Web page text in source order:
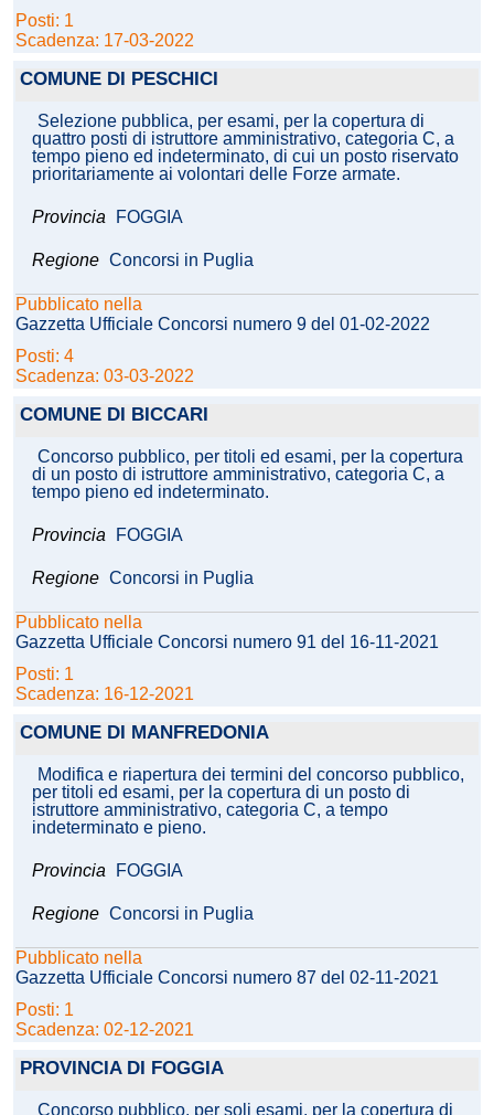
Posti: 1
Scadenza: 17-03-2022
COMUNE DI PESCHICI
Selezione pubblica, per esami, per la copertura di
quattro posti di istruttore amministrativo, categoria C, a
tempo pieno ed indeterminato, di cui un posto riservato
prioritariamente ai volontari delle Forze armate.
Provincia FOGGIA
Regione Concorsi in Puglia
Pubblicato nella
Gazzetta Ufficiale Concorsi numero 9 del 01-02-2022
Posti: 4
Scadenza: 03-03-2022
COMUNE DI BICCARI
Concorso pubblico, per titoli ed esami, per la copertura
di un posto di istruttore amministrativo, categoria C, a
tempo pieno ed indeterminato.
Provincia FOGGIA
Regione Concorsi in Puglia
Pubblicato nella
Gazzetta Ufficiale Concorsi numero 91 del 16-11-2021
Posti: 1
Scadenza: 16-12-2021
COMUNE DI MANFREDONIA
Modifica e riapertura dei termini del concorso pubblico,
per titoli ed esami, per la copertura di un posto di
istruttore amministrativo, categoria C, a tempo
indeterminato e pieno.
Provincia FOGGIA
Regione Concorsi in Puglia
Pubblicato nella
Gazzetta Ufficiale Concorsi numero 87 del 02-11-2021
Posti: 1
Scadenza: 02-12-2021
PROVINCIA DI FOGGIA
Concorso pubblico, per soli esami, per la copertura di